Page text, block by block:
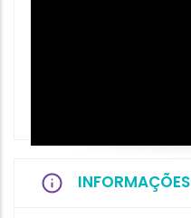
INFORMAÇÕES